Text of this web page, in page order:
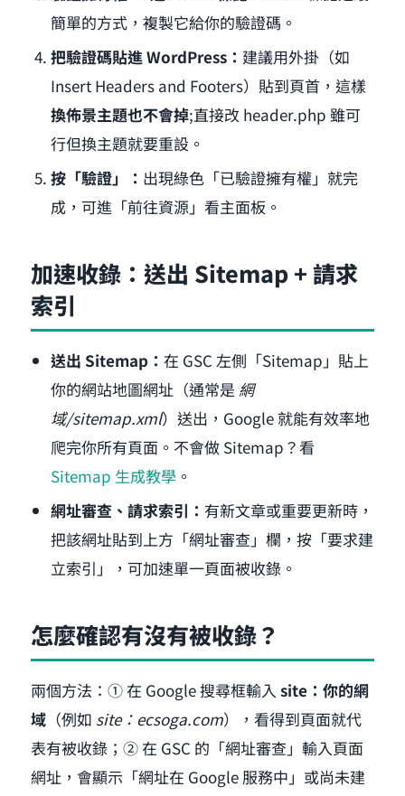
簡單的方式，複製它給你的驗證碼。
把驗證碼貼進 WordPress： 建議用外掛（如
Insert Headers and Footers）貼到頁首，這樣
換佈景主題也不會掉;直接改 header.php 雖可
行但換主題就要重設。
按「驗證」： 出現綠色「已驗證擁有權」就完
成，可進「前往資源」看主面板。
加速收錄：送出 Sitemap + 請求
索引
送出 Sitemap：在 GSC 左側「Sitemap」貼上
你的網站地圖網址（通常是 網
域/sitemap.xml）送出，Google 就能有效率地
爬完你所有頁面。不會做 Sitemap？看
Sitemap 生成教學 。
網址審查、請求索引： 有新文章或重要更新時，
把該網址貼到上方「網址審查」欄，按「要求建
立索引」，可加速單一頁面被收錄。
怎麼確認有沒有被收錄？
兩個方法：① 在 Google 搜尋框輸入site：你的網
域 （例如 site：ecsoga.com），看得到頁面就代
表有被收錄；② 在 GSC 的「網址審查」輸入頁面
網址，會顯示「網址在 Google 服務中」或尚未建